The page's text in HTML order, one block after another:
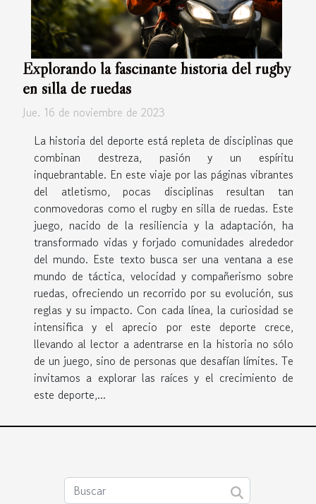
Explorando la fascinante historia del rugby
en silla de ruedas
Jue. 16 de noviembre de 2023
La historia del deporte está repleta de disciplinas que
combinan destreza, pasión y un espíritu
inquebrantable. En este viaje por las páginas vibrantes
del atletismo, pocas disciplinas resultan tan
conmovedoras como el rugby en silla de ruedas. Este
juego, nacido de la resiliencia y la adaptación, ha
transformado vidas y forjado comunidades alrededor
del mundo. Este texto busca ser una ventana a ese
mundo de táctica, velocidad y compañerismo sobre
ruedas, ofreciendo un recorrido por su evolución, sus
reglas y su impacto. Con cada línea, la curiosidad se
intensifica y el aprecio por este deporte crece,
llevando al lector a adentrarse en la historia no sólo
de un juego, sino de personas que desafían límites. Te
invitamos a explorar las raíces y el crecimiento de
este deporte,...